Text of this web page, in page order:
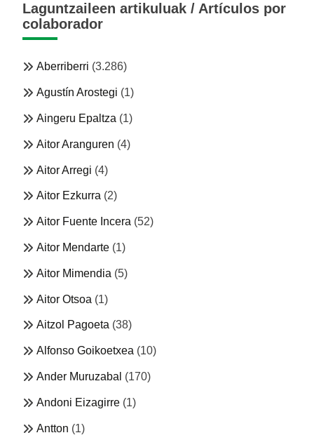
Laguntzaileen artikuluak / Artículos por
colaborador
Aberriberri (3.286)
Agustín Arostegi (1)
Aingeru Epaltza (1)
Aitor Aranguren (4)
Aitor Arregi (4)
Aitor Ezkurra (2)
Aitor Fuente Incera (52)
Aitor Mendarte (1)
Aitor Mimendia (5)
Aitor Otsoa (1)
Aitzol Pagoeta (38)
Alfonso Goikoetxea (10)
Ander Muruzabal (170)
Andoni Eizagirre (1)
Antton (1)